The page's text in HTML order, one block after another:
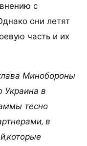
с
они летят
часть и их
Минобороны
Украина в
тесно
в